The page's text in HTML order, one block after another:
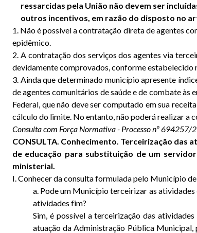
ressarcidas pela União não devem ser
outros incentivos, em razão do disposto no
1. Não é possível a contratação direta de agentes
epidêmico.
2. A contratação dos serviços dos agentes via
devidamente comprovados, conforme estabelecido
3. Ainda que determinado município apresente
de agentes comunitários de saúde e de combate
Federal, que não deve ser computado em sua
cálculo do limite. No entanto, não poderá realizar a
Consulta com Força Normativa - Processo nº 694257/
CONSULTA. Conhecimento. Terceirização das
de educação para substituição de um
ministerial.
I. Conhecer da consulta formulada pelo Município
a. Pode um Município terceirizar as atividades
atividades fim?
Sim, é possível a terceirização das
atuação da Administração Pública